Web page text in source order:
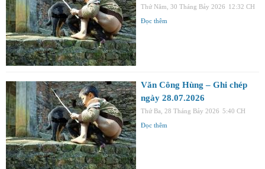
Thứ Năm, 30 Tháng Bảy 2026 12:32 CH
Đọc thêm
Văn Công Hùng – Ghi chép
ngày 28.07.2026
Thứ Ba, 28 Tháng Bảy 2026 5:40 CH
Đọc thêm